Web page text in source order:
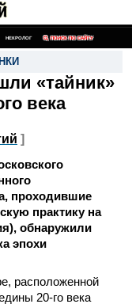
НЕКРОЛОГ ПОИСК ПО САЙТУ
«тайник»
века
]
проходившие
практику на
обнаружили
эпохи
расположенной
20-го века